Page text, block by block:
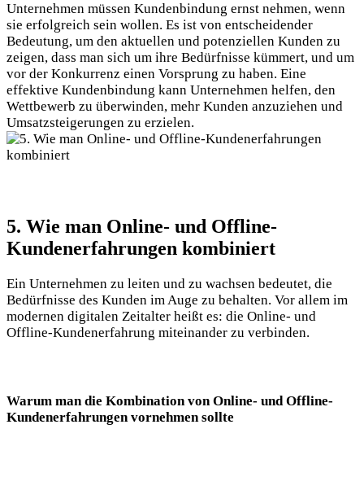
Unternehmen müssen Kundenbindung ernst nehmen, wenn
sie erfolgreich sein wollen. Es ist von entscheidender
Bedeutung, um den aktuellen und potenziellen Kunden zu
zeigen, dass man sich um ihre Bedürfnisse kümmert, und um
vor der Konkurrenz einen Vorsprung zu haben. Eine
effektive Kundenbindung kann Unternehmen helfen, den
Wettbewerb zu überwinden, mehr Kunden anzuziehen und
Umsatzsteigerungen zu erzielen.
5. Wie man Online- und Offline-
Kundenerfahrungen kombiniert
Ein Unternehmen zu leiten und zu wachsen bedeutet, die
Bedürfnisse des Kunden im Auge zu behalten. Vor allem im
modernen digitalen Zeitalter heißt es: die Online- und
Offline-Kundenerfahrung miteinander zu verbinden.
Warum man die Kombination von Online- und Offline-
Kundenerfahrungen vornehmen sollte